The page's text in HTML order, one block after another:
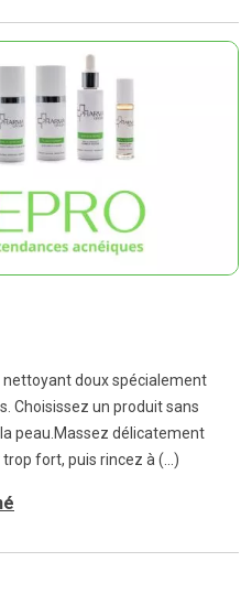
nettoyant doux spécialement
Choisissez un produit sans
peau.Massez délicatement
fort, puis rincez à (...)